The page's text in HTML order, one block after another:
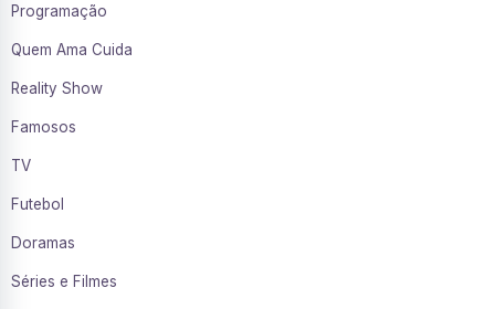
Programação
Quem Ama Cuida
Reality Show
Famosos
TV
Futebol
Doramas
Séries e Filmes